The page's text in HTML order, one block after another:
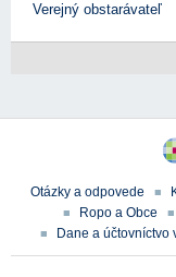
Verejný obstarávateľ
Otázky a odpovede
Ropo a Obce
Dane a účtovníctvo